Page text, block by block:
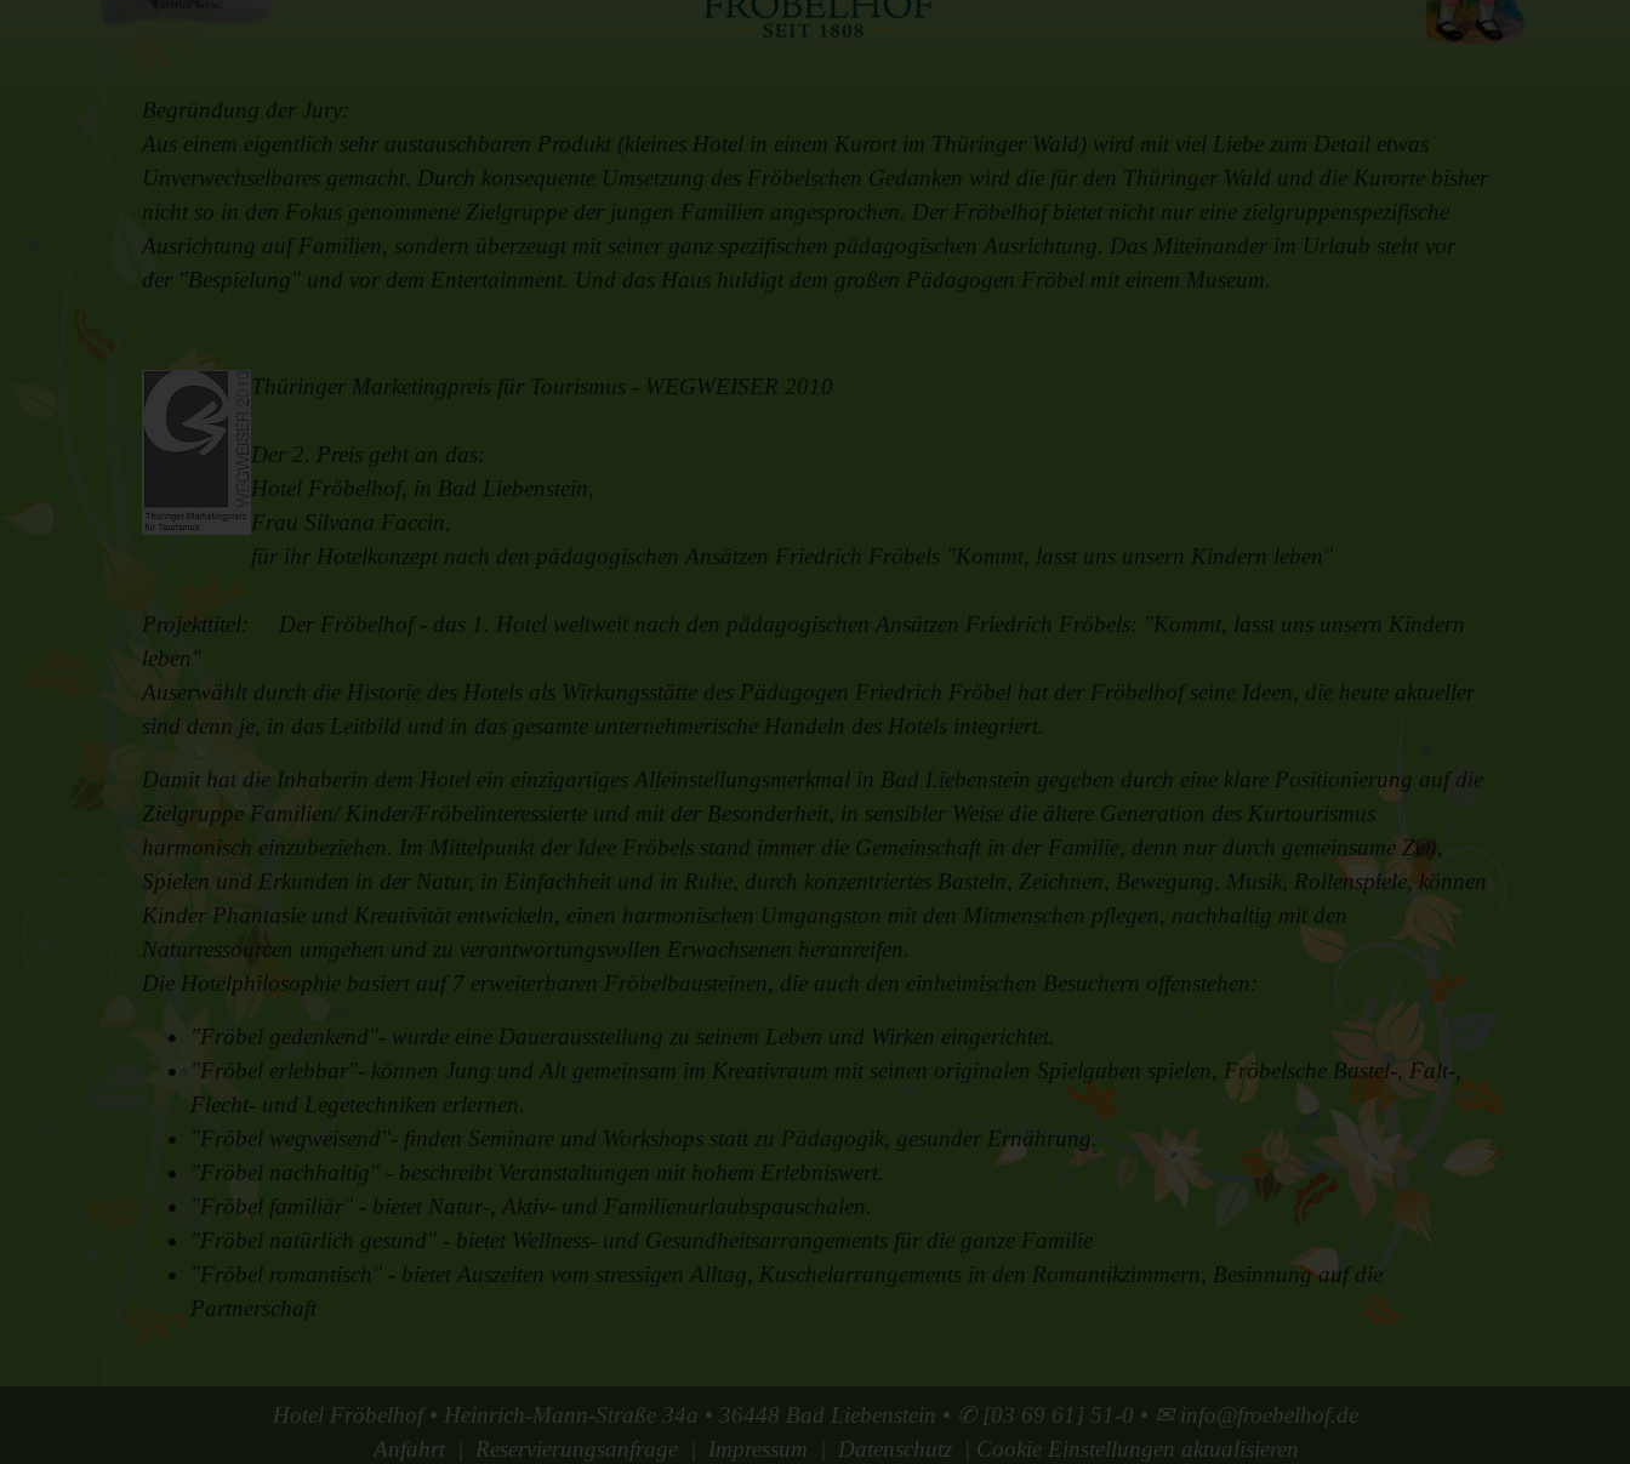
Begründung der Jury:
Aus einem eigentlich sehr austauschbaren Produkt (kleines Hotel in einem Kurort im Thüringer Wald) wird mit viel Liebe zum Detail etwas
Unverwechselbares gemacht. Durch konsequente Umsetzung des Fröbelschen Gedanken wird die für den Thüringer Wald und die Kurorte bisher
nicht so in den Fokus genommene Zielgruppe der jungen Familien angesprochen. Der Fröbelhof bietet nicht nur eine zielgruppenspezifische
Ausrichtung auf Familien, sondern überzeugt mit seiner ganz spezifischen pädagogischen Ausrichtung. Das Miteinander im Urlaub steht vor
der "Bespielung" und vor dem Entertainment. Und das Haus huldigt dem großen Pädagogen Fröbel mit einem Museum.
Thüringer Marketingpreis für Tourismus - WEGWEISER 2010
Der 2. Preis geht an das:
Hotel Fröbelhof, in Bad Liebenstein,
Frau Silvana Faccin,
für ihr Hotelkonzept nach den pädagogischen Ansätzen Friedrich Fröbels "Kommt, lasst uns unsern Kindern leben"
Projekttitel: Der Fröbelhof - das 1. Hotel weltweit nach den pädagogischen Ansätzen Friedrich Fröbels: "Kommt, lasst uns unsern Kindern
leben"
Auserwählt durch die Historie des Hotels als Wirkungsstätte des Pädagogen Friedrich Fröbel hat der Fröbelhof seine Ideen, die heute aktueller
sind denn je, in das Leitbild und in das gesamte unternehmerische Handeln des Hotels integriert.
Damit hat die Inhaberin dem Hotel ein einzigartiges Alleinstellungsmerkmal in Bad Liebenstein gegeben durch eine klare Positionierung auf die
Zielgruppe Familien/ Kinder/Fröbelinteressierte und mit der Besonderheit, in sensibler Weise die ältere Generation des Kurtourismus
harmonisch einzubeziehen. Im Mittelpunkt der Idee Fröbels stand immer die Gemeinschaft in der Familie, denn nur durch gemeinsame Zeit,
Spielen und Erkunden in der Natur, in Einfachheit und in Ruhe, durch konzentriertes Basteln, Zeichnen, Bewegung, Musik, Rollenspiele, können
Kinder Phantasie und Kreativität entwickeln, einen harmonischen Umgangston mit den Mitmenschen pflegen, nachhaltig mit den
Naturressourcen umgehen und zu verantwortungsvollen Erwachsenen heranreifen.
Die Hotelphilosophie basiert auf 7 erweiterbaren Fröbelbausteinen, die auch den einheimischen Besuchern offenstehen:
"Fröbel gedenkend"- wurde eine Dauerausstellung zu seinem Leben und Wirken eingerichtet.
"Fröbel erlebbar"- können Jung und Alt gemeinsam im Kreativraum mit seinen originalen Spielgaben spielen, Fröbelsche Bastel-, Falt-,
Flecht- und Legetechniken erlernen.
"Fröbel wegweisend"- finden Seminare und Workshops statt zu Pädagogik, gesunder Ernährung.
"Fröbel nachhaltig" - beschreibt Veranstaltungen mit hohem Erlebniswert.
"Fröbel familiär" - bietet Natur-, Aktiv- und Familienurlaubspauschalen.
"Fröbel natürlich gesund" - bietet Wellness- und Gesundheitsarrangements für die ganze Familie
"Fröbel romantisch" - bietet Auszeiten vom stressigen Alltag, Kuschelarrangements in den Romantikzimmern, Besinnung auf die
Partnerschaft
Hotel Fröbelhof• Heinrich-Mann-Straße 34a • 36448 Bad Liebenstein • ✆ [03 69 61] 51-0 • ✉info@froebelhof.de
Anfahrt
Reservierungsanfrage Impressum Datenschutz Cookie Einstellungen aktualisieren